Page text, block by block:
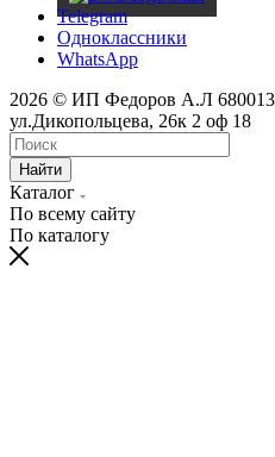
Telegram
Одноклассники
WhatsApp
2026 © ИП Федоров А.Л 680013,
ул.Дикопольцева, 26к 2 оф 18
Найти
Каталог
По всему сайту
По каталогу